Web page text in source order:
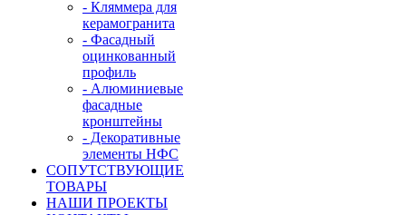
- Кляммера для
керамогранита
- Фасадный
оцинкованный
профиль
- Алюминиевые
фасадные
кронштейны
- Декоративные
элементы НФС
СОПУТСТВУЮЩИЕ
ТОВАРЫ
НАШИ ПРОЕКТЫ